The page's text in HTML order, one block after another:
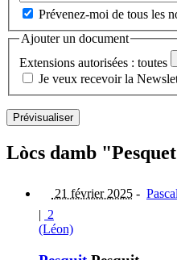
Prévenez-moi de tous les
Ajouter un document
Extensions autorisées : toutes
Je veux recevoir la
Lòcs damb
21 février 2025 -
| 2
(Léon)